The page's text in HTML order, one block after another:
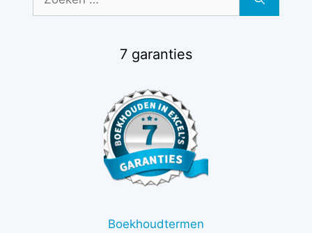
naar:
7 garanties
Boekhoudtermen